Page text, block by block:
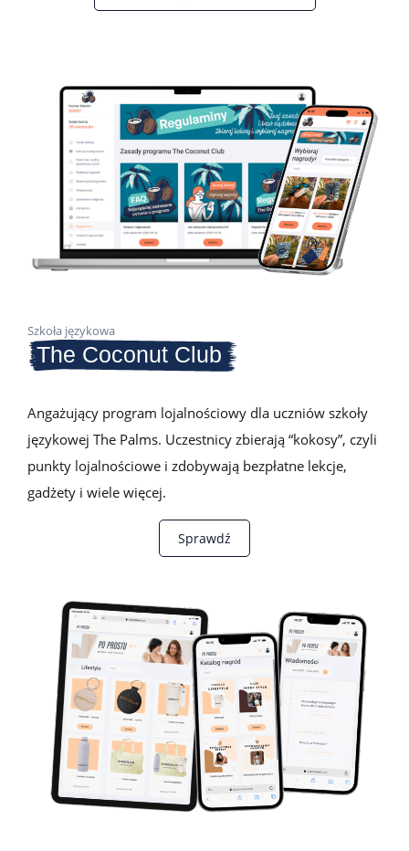
Szkoła językowa
The Coconut Club
Angażujący program lojalnościowy dla uczniów szkoły
językowej The Palms. Uczestnicy zbierają “kokosy”, czyli
punkty lojalnościowe i zdobywają bezpłatne lekcje,
gadżety i wiele więcej.
Sprawdź